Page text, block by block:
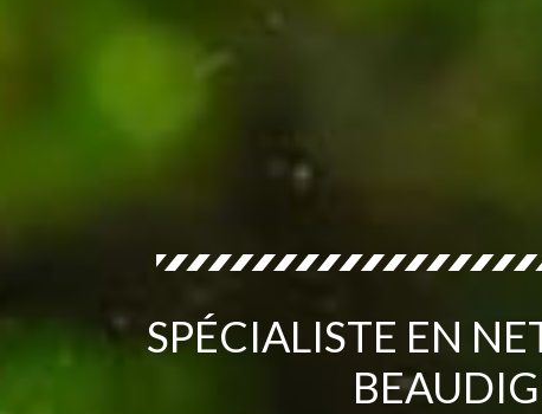
SPÉCIALISTE EN